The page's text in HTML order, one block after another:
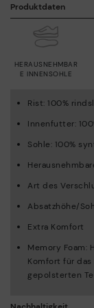
Produktdaten
HERAUSNEHMBAR
E INNENSOHLE
Rist: 100%
Innenfutter:
Sohle: 100%
Art des
Absatzhöhe/
Extra Komfort
Memory Foam:
Komfort für
gepolsterten